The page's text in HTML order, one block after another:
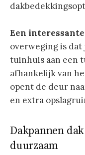
Een
overweging is dat
tuinhuis aan een
afhankelijk van
opent de deur
en extra
Dakpannen
duurzaam